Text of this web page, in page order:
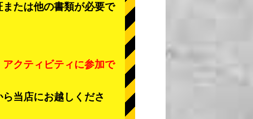
たは他の書類が必要で
アクティビティに参加で
当店にお越しくださ